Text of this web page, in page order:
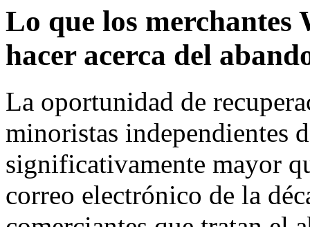
Lo que los merchantes
hacer acerca del
La oportunidad de
minoristas independientes
significativamente mayor
correo electrónico de la